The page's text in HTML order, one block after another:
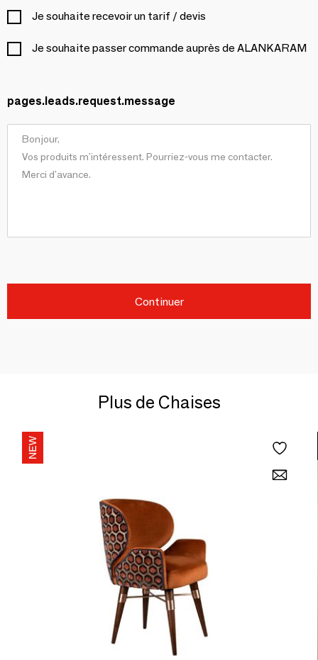
Je souhaite recevoir un tarif / devis
Je souhaite passer commande auprès de ALANKARAM
pages.leads.request.message
Continuer
Plus de Chaises